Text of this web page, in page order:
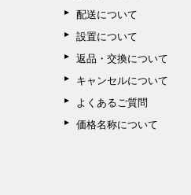
配送について
設置について
返品・交換について
キャンセルについて
よくあるご質問
価格名称について